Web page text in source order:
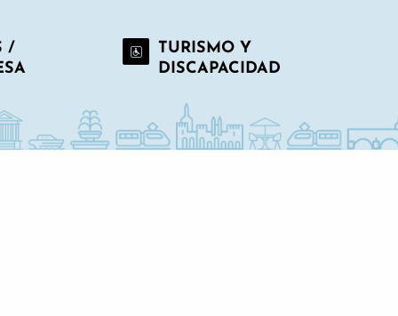
/
TURISMO Y
DISCAPACIDAD